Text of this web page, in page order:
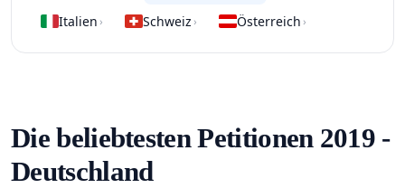
Italien › Schweiz › Österreich ›
Die beliebtesten Petitionen 2019 -
Deutschland